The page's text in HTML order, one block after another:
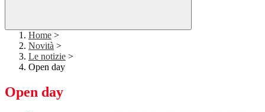
Home >
Novità >
Le notizie >
Open day
Open day